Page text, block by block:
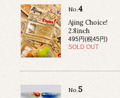
No.4
Ajing Choice!
2.8inch
495円(税45円)
SOLD OUT
No.5